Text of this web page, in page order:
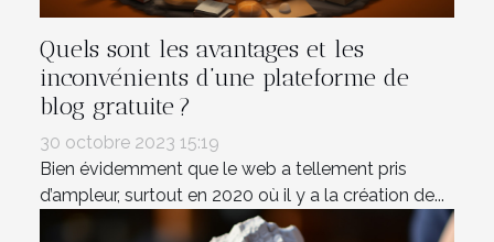
Quels sont les avantages et les
inconvénients d’une plateforme de
blog gratuite ?
30 octobre 2023 15:19
Bien évidemment que le web a tellement pris
d’ampleur, surtout en 2020 où il y a la création de...